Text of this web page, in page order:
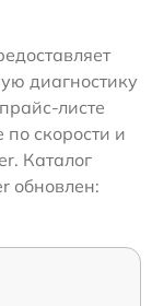
диагностику
листе
скорости и
Каталог
обновлен: